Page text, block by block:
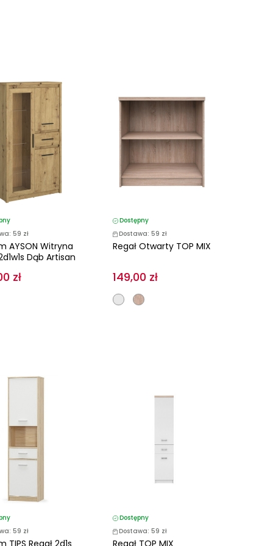
59 zł
AYSON Witryna
Dąb Artisan
zł
Dostępny
Dostawa: 59 zł
Regał Otwarty TOP MIX
149,00 zł
59 zł
Dostępny
Dostawa: 59 zł